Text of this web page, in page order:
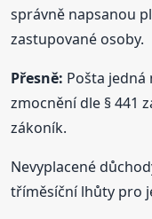
správně napsanou
zastupované osoby.
Přesně: Pošta
zmocnění dle § 441
zákoník.
Nevyplacené
tříměsíční lhůty pro